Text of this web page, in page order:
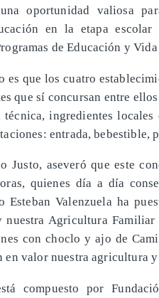
oportunidad valiosa
en la etapa escolar
de Educación y
es que los cuatro
que sí concursan entre
ingredientes
entrada, bebestible,
Justo, aseveró que este
quienes día a día
Esteban Valenzuela ha
Agricultura Familiar
con choclo y ajo de
en valor nuestra agricultura
compuesto por